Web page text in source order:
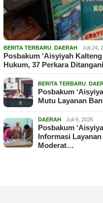
BERITA TERBARU DAERAH Juli 24,
Posbakum ‘Aisyiyah
Hukum, 37 Perkara
BERITA TERBARU
Posbakum
Mutu Layanan
DAERAH Juli 6, 2026
Posbakum
Informasi
Moderat…